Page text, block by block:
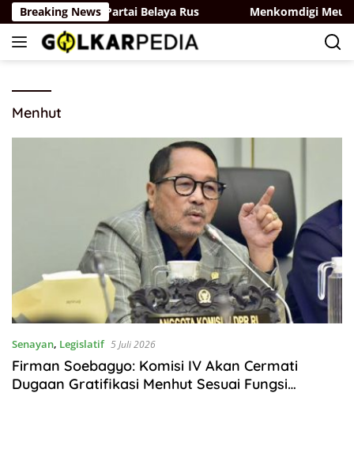
Langsung
ke
konten
Breaking News
Partai Golkar-Partai Belaya Rus Menkomdigi
Menhut
Senayan, Legislatif 5 Juli 2026
Firman Soebagyo: Komisi IV Akan Cermati
Dugaan Gratifikasi Menhut Sesuai Fungsi